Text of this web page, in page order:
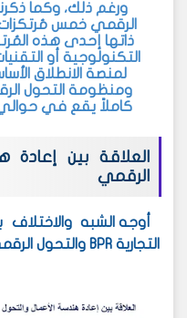
ورغم ذلك، وكما
الرقمي خمس
ذاتها إحدى هذه
التكنولوجية أو
لمنصة الانطلاق
ومنظومة التحول
كاملاً يقع في حوالي 350 صفحة من
العلاقة بين إعادة
الرقمي
أوجه الشبه
التجارية BPR والتحول